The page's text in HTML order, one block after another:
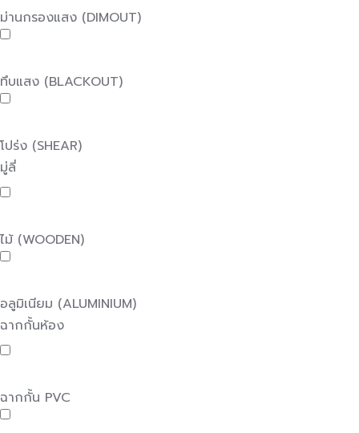
ม่านกรองแสง (DIMOUT)
ทึบแสง (BLACKOUT)
โปร่ง (SHEAR)
มู่ลี่
ไม้ (WOODEN)
อลูมิเนียม (ALUMINIUM)
ฉากกั้นห้อง
ฉากกั้น PVC